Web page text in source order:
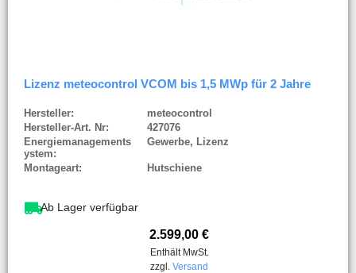
Lizenz meteocontrol VCOM bis 1,5 MWp für 2 Jahre
Hersteller:
meteocontrol
Hersteller-Art. Nr:
427076
Energiemanagements
ystem:
Gewerbe, Lizenz
Montageart: Hutschiene
Ab Lager verfügbar
2.599,00 €
Enthält MwSt.
zzgl. Versand